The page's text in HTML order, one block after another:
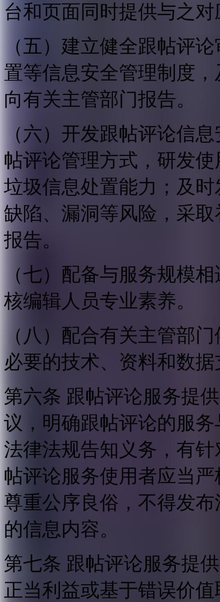
台和页面同时提供与之
（五）建立健全跟帖评
置等信息安全管理制度
向有关主管部门报告。
（六）开发跟帖评论信
帖评论管理方式，研发
垃圾信息处置能力；及
缺陷、漏洞等风险，采
报告。
（七）配备与服务规模
核编辑人员专业素养。
（八）配合有关主管部
必要的技术、资料和数
第六条 跟帖评论服务提
议，明确跟帖评论的服
法律法规告知义务，有
帖评论服务使用者应当
尊重公序良俗，不得发
的信息内容。
第七条 跟帖评论服务提
正当利益或基于错误价